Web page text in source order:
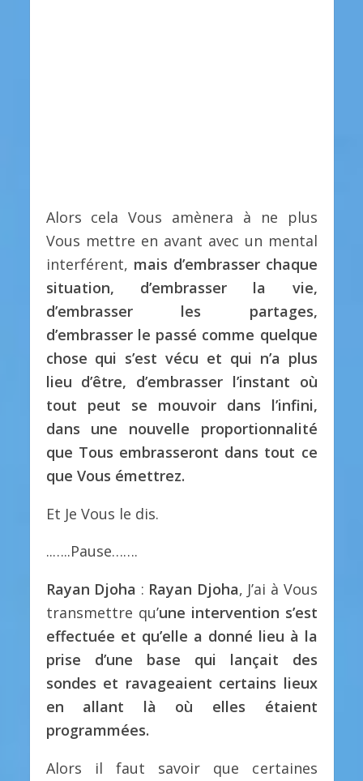
Alors cela Vous amènera à ne plus
Vous mettre en avant avec un mental
interférent, mais d’embrasser chaque
situation, d’embrasser la vie,
d’embrasser les partages,
d’embrasser le passé comme quelque
chose qui s’est vécu et qui n’a plus
lieu d’être, d’embrasser l’instant où
tout peut se mouvoir dans l’infini,
dans une nouvelle proportionnalité
que Tous embrasseront dans tout ce
que Vous émettrez.
Et Je Vous le dis.
..…..Pause…….
Rayan Djoha : Rayan Djoha, J’ai à Vous
transmettre qu’une intervention s’est
effectuée et qu’elle a donné lieu à la
prise d’une base qui lançait des
sondes et ravageaient certains lieux
en allant là où elles étaient
programmées.
Alors il faut savoir que certaines